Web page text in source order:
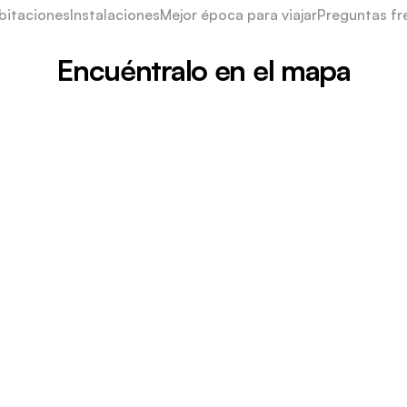
InstalacionesMejor época para viajarPreguntas
Encuéntralo en el mapa